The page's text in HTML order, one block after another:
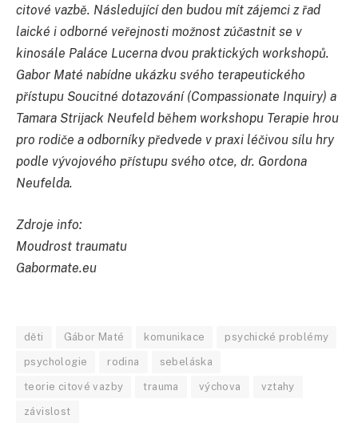
citové vazbě. Následující den budou mít zájemci z řad
laické i odborné veřejnosti možnost zúčastnit se v
kinosále Paláce Lucerna dvou praktických workshopů.
Gabor Maté nabídne ukázku svého terapeutického
přístupu Soucitné dotazování (Compassionate Inquiry) a
Tamara Strijack Neufeld během workshopu Terapie hrou
pro rodiče a odborníky předvede v praxi léčivou sílu hry
podle vývojového přístupu svého otce, dr. Gordona
Neufelda.
Zdroje info:
Moudrost traumatu
Gabormate.eu
děti Gábor Maté komunikace psychické problémy
psychologie rodina sebeláska
teorie citové vazby trauma výchova vztahy
závislost